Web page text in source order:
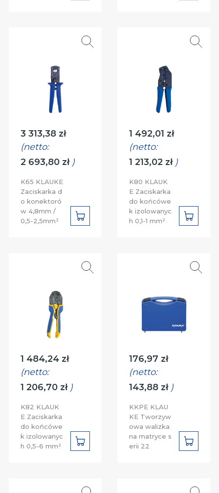
Cena:
3 313,38 zł
(netto:
2 693,80 zł)
K65 KLAUKE
Zaciskarka d
o konektoró
w 4,8mm /
0,5-2,5mm²
DO
Cena:
1 492,01 zł
(netto:
1 213,02 zł)
K80 KLAUK
E Zaciskarka
do końcówe
k izolowanyc
h 0,1-1 mm²
DO
Cena:
1 484,24 zł
(netto:
1 206,70 zł)
K82 KLAUK
E Zaciskarka
do końcówe
k izolowanyc
h 0,5-6 mm²
DO
Cena:
176,97 zł
(netto:
143,88 zł)
KKPE KLAU
KE Tworzyw
owa walizka
na matryce s
erii 22
DO